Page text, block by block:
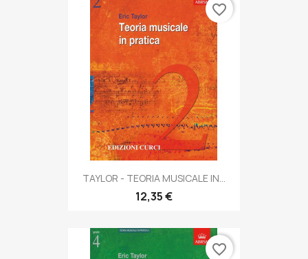
TAYLOR - TEORIA MUSICALE IN...
12,35 €
favorite_border
favorite_border